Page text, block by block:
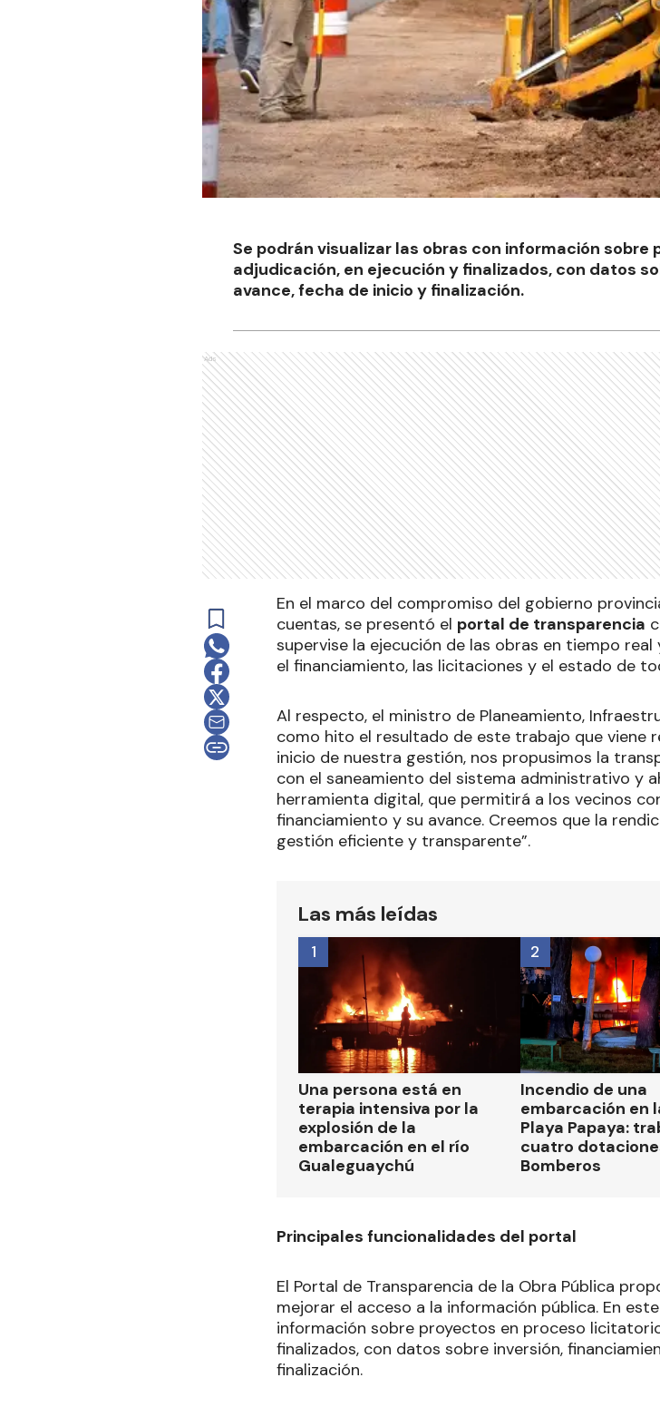
Se podrán visualizar las obras con información
adjudicación, en ejecución y finalizados, con datos
avance, fecha de inicio y finalización.
Ads
En el marco del compromiso del gobierno
cuentas, se presentó el portal de transparencia
supervise la ejecución de las obras en tiempo
el financiamiento, las licitaciones y el estado de
Al respecto, el ministro de Planeamiento,
como hito el resultado de este trabajo que viene
inicio de nuestra gestión, nos propusimos la
con el saneamiento del sistema administrativo y
herramienta digital, que permitirá a los vecinos
financiamiento y su avance. Creemos que la
gestión eficiente y transparente”.
Las más leídas
Una persona está en
terapia intensiva por la
explosión de la
embarcación en el río
Gualeguaychú
1
Incendio de una
embarcación en
Playa Papaya:
cuatro
Bomberos
2
Principales funcionalidades del portal
El Portal de Transparencia de la Obra Pública
mejorar el acceso a la información pública. En
información sobre proyectos en proceso
finalizados, con datos sobre inversión,
finalización.